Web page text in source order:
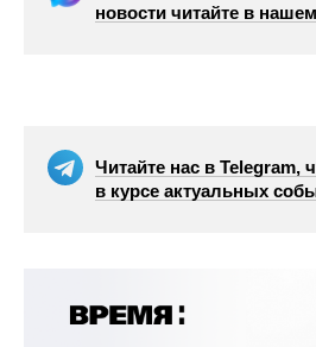
новости читайте в
Читайте нас в Telegram,
в курсе актуальных